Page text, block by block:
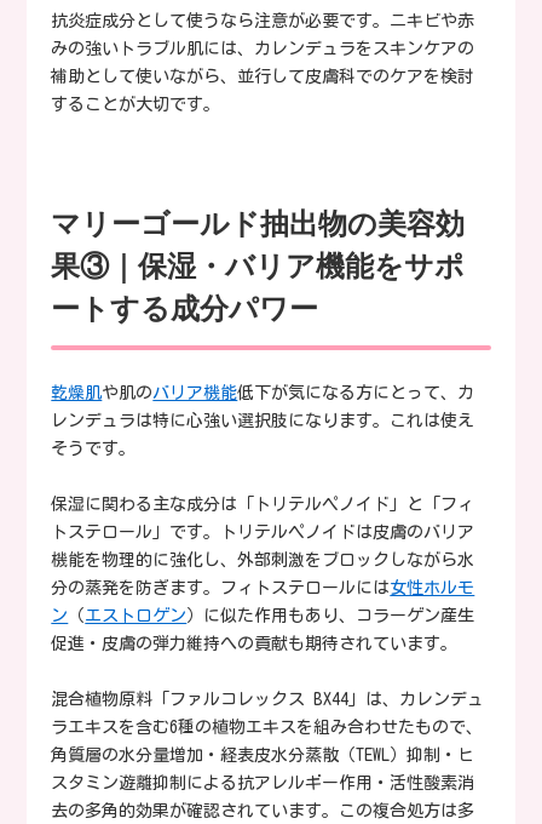
抗炎症成分として使うなら注意が必要です。ニキビや赤
みの強いトラブル肌には、カレンデュラをスキンケアの
補助として使いながら、並行して皮膚科でのケアを検討
することが大切です。
マリーゴールド抽出物の美容効
果③｜保湿・バリア機能をサポ
ートする成分パワー
乾燥肌や肌のバリア機能低下が気になる方にとって、カ
レンデュラは特に心強い選択肢になります。これは使え
そうです。
保湿に関わる主な成分は「トリテルペノイド」と「フィ
トステロール」です。トリテルペノイドは皮膚のバリア
機能を物理的に強化し、外部刺激をブロックしながら水
分の蒸発を防ぎます。フィトステロールには女性ホルモ
ン （ エストロゲン）に似た作用もあり、コラーゲン産生
促進・皮膚の弾力維持への貢献も期待されています。
混合植物原料「ファルコレックス BX44」は、カレンデュ
ラエキスを含む6種の植物エキスを組み合わせたもので、
角質層の水分量増加・経表皮水分蒸散（TEWL）抑制・ヒ
スタミン遊離抑制による抗アレルギー作用・活性酸素消
去の多角的効果が確認されています。この複合処方は多